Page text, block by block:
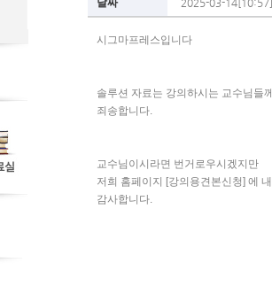
날짜 2025-03-14[10:57]
시그마프레스입니다
솔루션 자료는 강의하시는 교수님들
죄송합니다.
교수님이시라면 번거로우시겠지만
저희 홈페이지 [강의용견본신청] 에
감사합니다.